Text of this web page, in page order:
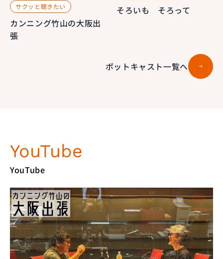
サクッと聴きたい
カンニング竹山の大阪出
張
そろいも そろって
ポットキャスト一覧へ
YouTube
YouTube